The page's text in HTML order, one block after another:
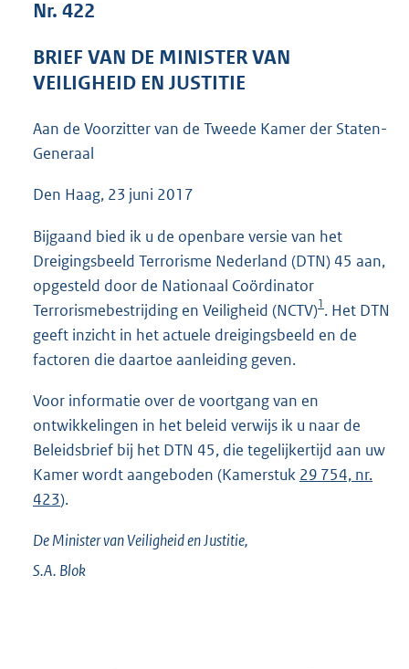
e
:
6
Nr. 422
BRIEF VAN DE MINISTER VAN
VEILIGHEID EN JUSTITIE
Aan de Voorzitter van de Tweede Kamer der Staten-
Generaal
Den Haag, 23 juni 2017
Bijgaand bied ik u de openbare versie van het
Dreigingsbeeld Terrorisme Nederland (DTN) 45 aan,
opgesteld door de Nationaal Coördinator
Terrorismebestrijding en Veiligheid (NCTV)1. Het DTN
geeft inzicht in het actuele dreigingsbeeld en de
factoren die daartoe aanleiding geven.
Voor informatie over de voortgang van en
ontwikkelingen in het beleid verwijs ik u naar de
Beleidsbrief bij het DTN 45, die tegelijkertijd aan uw
Kamer wordt aangeboden (Kamerstuk 29 754, nr.
423).
De Minister van Veiligheid en Justitie,
S.A. Blok